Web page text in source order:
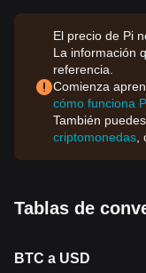
El precio de Pi
La información
referencia.
Comienza
cómo funciona
También
criptomonedas
Tablas de
BTC a USD